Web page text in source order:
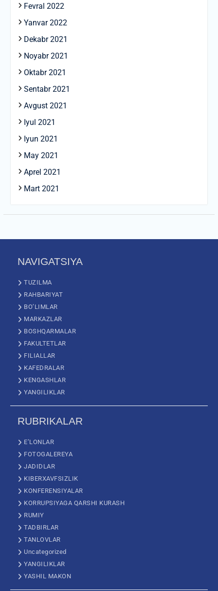
Fevral 2022
Yanvar 2022
Dekabr 2021
Noyabr 2021
Oktabr 2021
Sentabr 2021
Avgust 2021
Iyul 2021
Iyun 2021
May 2021
Aprel 2021
Mart 2021
NAVIGATSIYA
TUZILMA
RAHBARIYAT
BO’LIMLAR
MARKAZLAR
BOSHQARMALAR
FAKULTETLAR
FILIALLAR
KAFEDRALAR
KENGASHLAR
YANGILIKLAR
RUBRIKALAR
E’LONLAR
FOTOGALEREYA
JADIDLAR
KIBERXAVFSIZLIK
KONFERENSIYALAR
KORRUPSIYAGA QARSHI KURASH
RUMIY
TADBIRLAR
TANLOVLAR
Uncategorized
YANGILIKLAR
YASHIL MAKON